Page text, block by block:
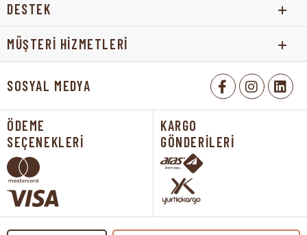
DESTEK
MÜŞTERİ HİZMETLERİ
SOSYAL MEDYA
ÖDEME
SEÇENEKLERİ
KARGO
GÖNDERİLERİ